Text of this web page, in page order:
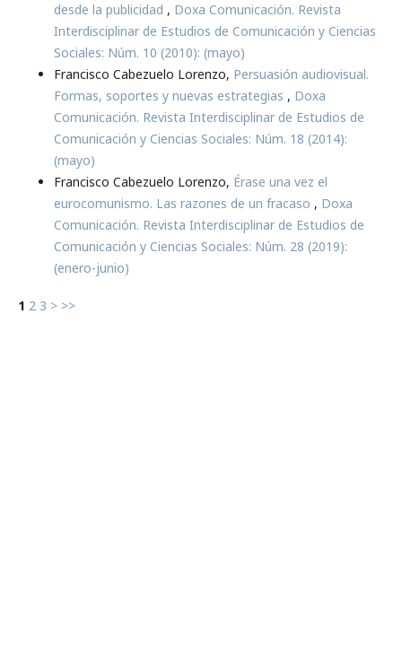
desde la publicidad , Doxa Comunicación. Revista
Interdisciplinar de Estudios de Comunicación y Ciencias
Sociales: Núm. 10 (2010): (mayo)
Francisco Cabezuelo Lorenzo, Persuasión audiovisual.
Formas, soportes y nuevas estrategias , Doxa
Comunicación. Revista Interdisciplinar de Estudios de
Comunicación y Ciencias Sociales: Núm. 18 (2014):
(mayo)
Francisco Cabezuelo Lorenzo, Érase una vez el
eurocomunismo. Las razones de un fracaso , Doxa
Comunicación. Revista Interdisciplinar de Estudios de
Comunicación y Ciencias Sociales: Núm. 28 (2019):
(enero-junio)
1 2 3 > >>